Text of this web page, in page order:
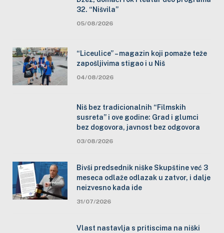
32. “Nišvila”
05/08/2026
“Liceulice” – magazin koji pomaže teže
zapošljivima stigao i u Niš
04/08/2026
Niš bez tradicionalnih “Filmskih
susreta” i ove godine: Grad i glumci
bez dogovora, javnost bez odgovora
03/08/2026
Bivši predsednik niške Skupštine već 3
meseca odlaže odlazak u zatvor, i dalje
neizvesno kada ide
31/07/2026
Vlast nastavlja s pritiscima na niški